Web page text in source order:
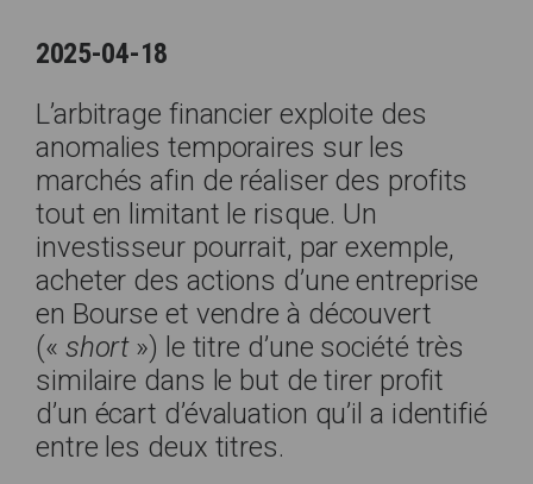
2025-04-18
L’arbitrage financier exploite des
anomalies temporaires sur les
marchés afin de réaliser des profits
tout en limitant le risque. Un
investisseur pourrait, par exemple,
acheter des actions d’une entreprise
en Bourse et vendre à découvert
(« short») le titre d’une société très
similaire dans le but de tirer profit
d’un écart d’évaluation qu’il a identifié
entre les deux titres.